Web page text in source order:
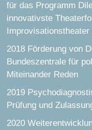
für das Programm
innovativste
2018 Förderung von
Bundeszentrale für
Miteinander Reden
2019
Prüfung und
2020